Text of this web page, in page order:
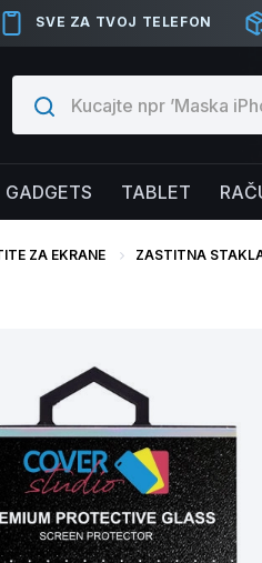
SVE ZA TVOJ TELEFON
GADGETS TABLET
ZA EKRANE ZASTITNA